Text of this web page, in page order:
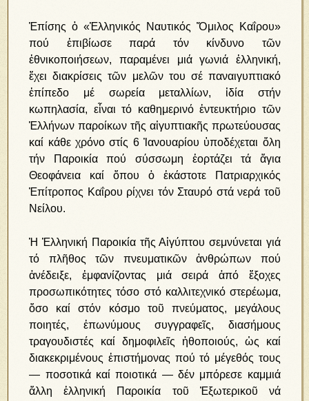
Ἐπίσης ὁ «Ἑλληνικός Ναυτικός Ὅμιλος Καΐρου»
πού ἐπιβίωσε παρά τόν κίνδυνο τῶν
ἐθνικοποιήσεων, παραμένει μιά γωνιά ἑλληνική,
ἔχει διακρίσεις τῶν μελῶν του σέ παναιγυπτιακό
ἐπίπεδο μέ σωρεία μεταλλίων, ἰδία στήν
κωπηλασία, εἶναι τό καθημερινό ἐντευκτήριο τῶν
Ἑλλήνων παροίκων τῆς αἰγυπτιακῆς πρωτεύουσας
καί κάθε χρόνο στίς 6 Ἰανουαρίου ὑποδέχεται ὅλη
τήν Παροικία πού σύσσωμη ἑορτάζει τά ἅγια
Θεοφάνεια καί ὅπου ὁ ἑκάστοτε Πατριαρχικός
Ἐπίτροπος Καΐρου ρίχνει τόν Σταυρό στά νερά τοῦ
Νείλου.
Ἡ Ἑλληνική Παροικία τῆς Αἰγύπτου σεμνύνεται γιά
τό πλῆθος τῶν πνευματικῶν ἀνθρώπων πού
ἀνέδειξε, ἐμφανίζοντας μιά σειρά ἀπό ἔξοχες
προσωπικότητες τόσο στό καλλιτεχνικό στερέωμα,
ὅσο καί στόν κόσμο τοῦ πνεύματος, μεγάλους
ποιητές, ἐπωνύμους συγγραφεῖς, διασήμους
τραγουδιστές καί δημοφιλεῖς ἠθοποιούς, ὡς καί
διακεκριμένους ἐπιστήμονας πού τό μέγεθός τους
― ποσοτικά καί ποιοτικά ― δέν μπόρεσε καμμιά
ἄλλη ἑλληνική Παροικία τοῦ Ἐξωτερικοῦ νά